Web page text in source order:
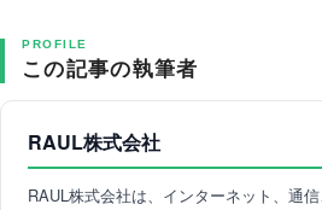
PROFILE
この記事の執筆者
RAUL株式会社
RAUL株式会社は、インターネット、通